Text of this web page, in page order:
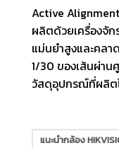
Active
ผลิตด้วยเครื่องจั
แม่นยำสูงและคลา
1/30 ของเส้นผ่าน
วัสดุอุปกรณ์ที่ผลิต
แนะนำกล้อง